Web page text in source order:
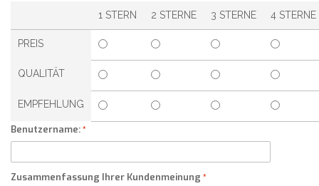
1 STERN 2 STERNE 3 STERNE 4 STERNE
PREIS
QUALITÄT
EMPFEHLUNG
Benutzername:
Zusammenfassung Ihrer Kundenmeinung